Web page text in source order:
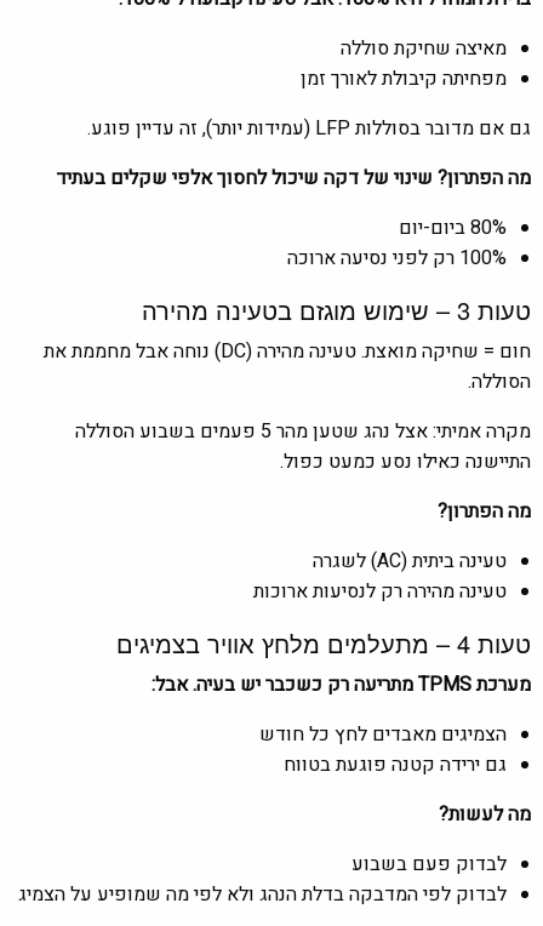
מאיצה שחיקת סוללה
מפחיתה קיבולת לאורך זמן
גם אם מדובר בסוללות LFP (עמידות יותר), זה עדיין פוגע.
מה הפתרון? שינוי של דקה שיכול לחסוך אלפי שקלים בעתיד
80% ביום-יום
100% רק לפני נסיעה ארוכה
טעות 3 – שימוש מוגזם בטעינה מהירה
חום = שחיקה מואצת. טעינה מהירה (DC) נוחה אבל מחממת את
הסוללה.
מקרה אמיתי: אצל נהג שטען מהר 5 פעמים בשבוע הסוללה
התיישנה כאילו נסע כמעט כפול.
מה הפתרון?
טעינה ביתית (AC) לשגרה
טעינה מהירה רק לנסיעות ארוכות
טעות 4 – מתעלמים מלחץ אוויר בצמיגים
מערכת TPMS מתריעה רק כשכבר יש בעיה. אבל:
הצמיגים מאבדים לחץ כל חודש
גם ירידה קטנה פוגעת בטווח
מה לעשות?
לבדוק פעם בשבוע
לבדוק לפי המדבקה בדלת הנהג ולא לפי מה שמופיע על הצמיג